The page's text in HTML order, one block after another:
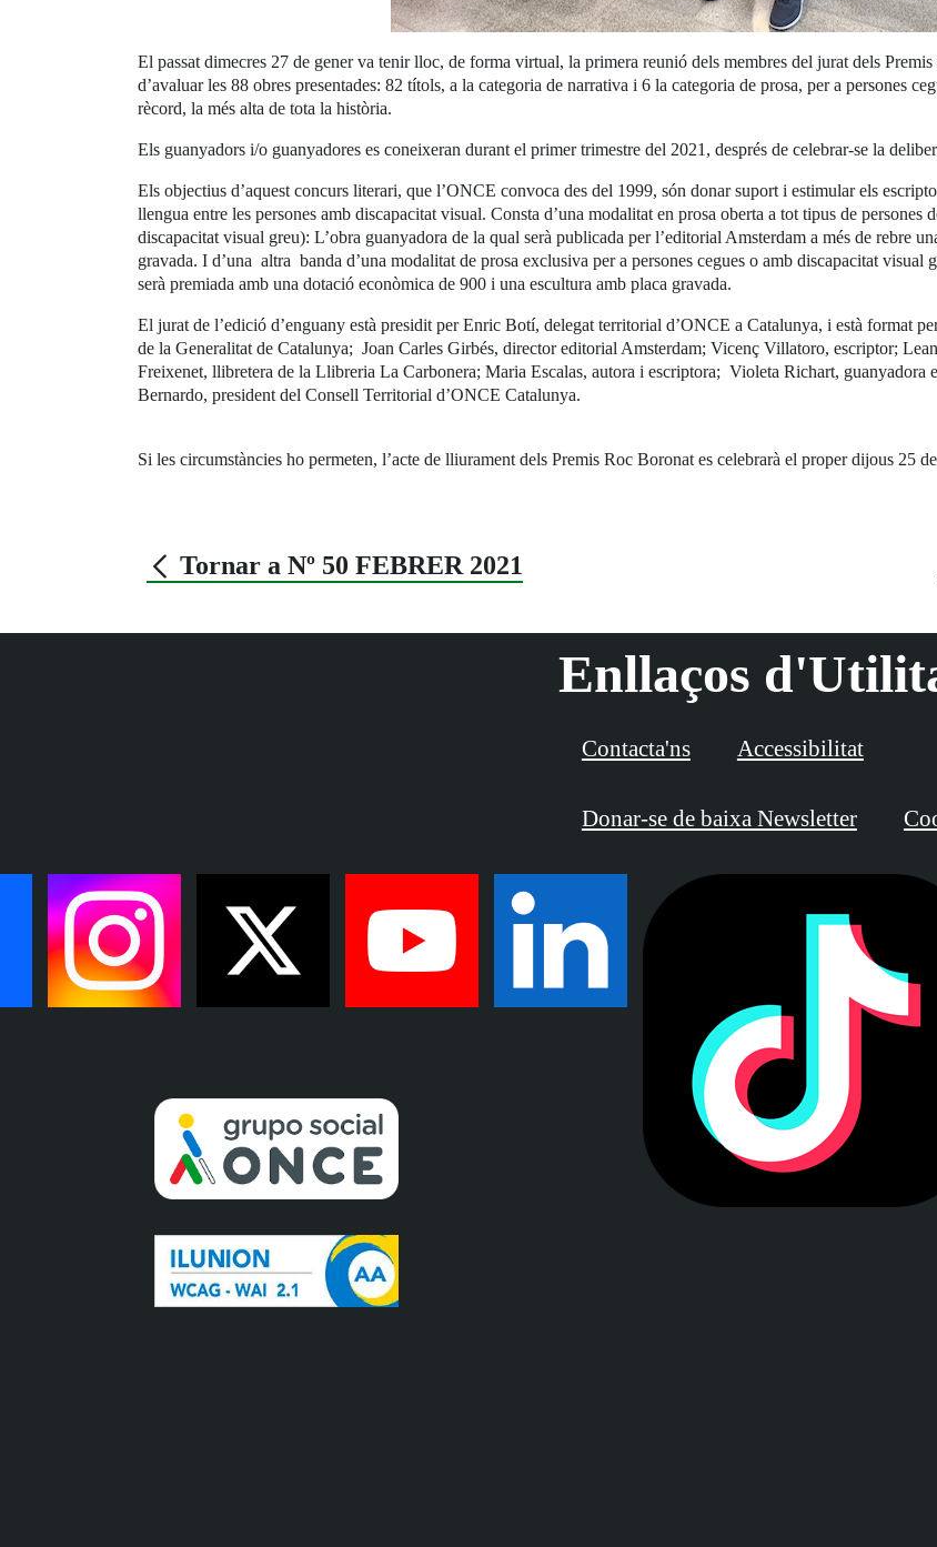
El passat dimecres 27 de gener va tenir lloc, de forma virtual, la primera reunió dels membres del jurat dels
d’avaluar les 88 obres presentades: 82 títols, a la categoria de narrativa i 6 la categoria de prosa, per a persones
rècord, la més alta de tota la història.
Els guanyadors i/o guanyadores es coneixeran durant el primer trimestre del 2021, després de celebrar-se la
Els objectius d’aquest concurs literari, que l’ONCE convoca des del 1999, són donar suport i estimular els
llengua entre les persones amb discapacitat visual. Consta d’una modalitat en prosa oberta a tot tipus de persones
discapacitat visual greu): L’obra guanyadora de la qual serà publicada per l’editorial Amsterdam a més de rebre
gravada. I d’una altra banda d’una modalitat de prosa exclusiva per a persones cegues o amb discapacitat visual
serà premiada amb una dotació econòmica de 900 i una escultura amb placa gravada.
El jurat de l’edició d’enguany està presidit per Enric Botí, delegat territorial d’ONCE a Catalunya, i està format
de la Generalitat de Catalunya; Joan Carles Girbés, director editorial Amsterdam; Vicenç Villatoro, escriptor;
Freixenet, llibretera de la Llibreria La Carbonera; Maria Escalas, autora i escriptora; Violeta Richart, guanyadora
Bernardo, president del Consell Territorial d’ONCE Catalunya.
Si les circumstàncies ho permeten, l’acte de lliurament dels Premis Roc Boronat es celebrarà el proper dijous 25
Tornar a Nº 50 FEBRER 2021
Enllaços
Contacta'ns Accessibilitat
Donar-se de baixa Newsletter